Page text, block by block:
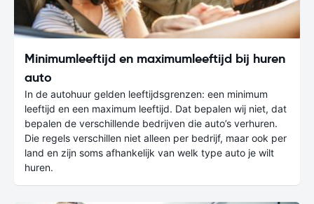
Minimumleeftijd en maximumleeftijd bij huren
auto
In de autohuur gelden leeftijdsgrenzen: een minimum
leeftijd en een maximum leeftijd. Dat bepalen wij niet, dat
bepalen de verschillende bedrijven die auto’s verhuren.
Die regels verschillen niet alleen per bedrijf, maar ook per
land en zijn soms afhankelijk van welk type auto je wilt
huren.